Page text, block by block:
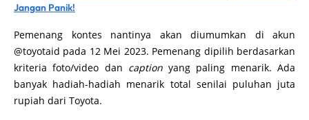
Jangan Panik!
Pemenang kontes nantinya akan diumumkan di akun
@toyotaid pada 12 Mei 2023. Pemenang dipilih berdasarkan
kriteria foto/video dan captionyang paling menarik. Ada
banyak hadiah-hadiah menarik total senilai puluhan juta
rupiah dari Toyota.